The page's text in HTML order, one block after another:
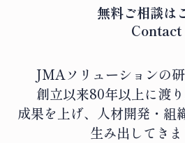
無料ご相談は
Contact
JMAソリューションの
創立以来80年以上に渡り
成果を上げ、人材開発・組
生み出してきま